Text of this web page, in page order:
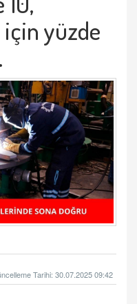
için yüzde
Tarihi: 30.07.2025 09:42